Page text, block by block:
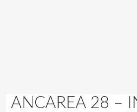
ANCAREA 28 –